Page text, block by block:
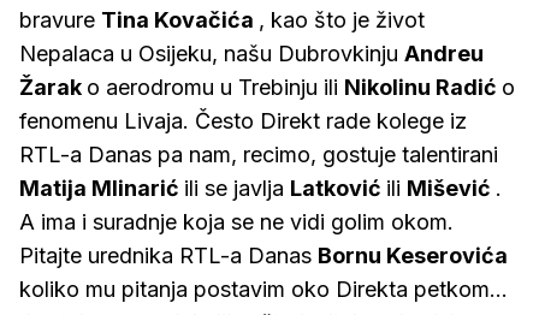
bravure Tina Kovačića , kao što je život
Nepalaca u Osijeku, našu Dubrovkinju Andreu
Žarak o aerodromu u Trebinju ili Nikolinu Radić o
fenomenu Livaja. Često Direkt rade kolege iz
RTL-a Danas pa nam, recimo, gostuje talentirani
Matija Mlinarić ili se javlja Latković ili Mišević .
A ima i suradnje koja se ne vidi golim okom.
Pitajte urednika RTL-a Danas Bornu Keserovića
koliko mu pitanja postavim oko Direkta petkom...